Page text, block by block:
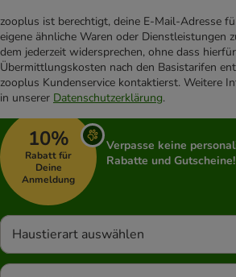
zooplus ist berechtigt, deine E-Mail-Adresse
eigene ähnliche Waren oder Dienstleistungen
dem jederzeit widersprechen, ohne dass
Übermittlungskosten nach den Basistarifen
zooplus Kundenservice kontaktierst. Weitere
in unserer Datenschutzerklärung.
10%
Rabatt für
Deine
Anmeldung
Verpasse keine
Rabatte und Gutscheine!
Haustierart auswählen